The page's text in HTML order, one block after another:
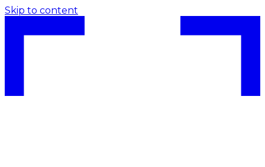
Skip to content